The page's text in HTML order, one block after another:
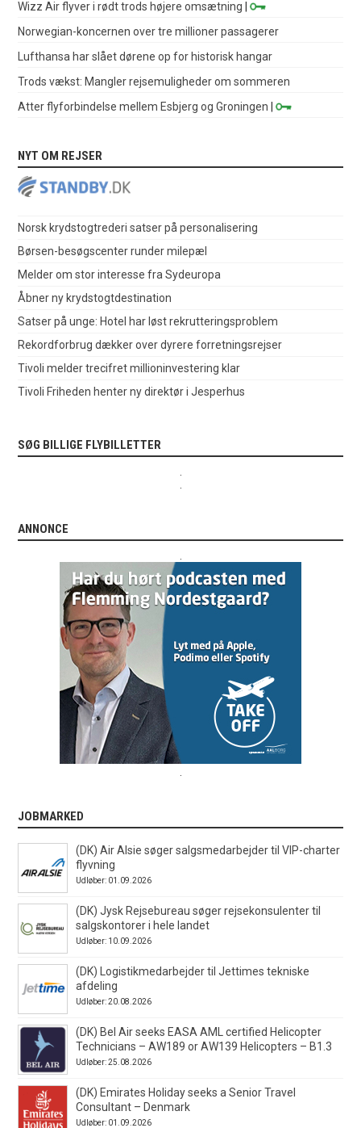
Wizz Air flyver i rødt trods højere omsætning |
Norwegian-koncernen over tre millioner passagerer
Lufthansa har slået dørene op for historisk hangar
Trods vækst: Mangler rejsemuligheder om sommeren
Atter flyforbindelse mellem Esbjerg og Groningen |
NYT OM REJSER
Norsk krydstogtrederi satser på personalisering
Børsen-besøgscenter runder milepæl
Melder om stor interesse fra Sydeuropa
Åbner ny krydstogtdestination
Satser på unge: Hotel har løst rekrutteringsproblem
Rekordforbrug dækker over dyrere forretningsrejser
Tivoli melder trecifret millioninvestering klar
Tivoli Friheden henter ny direktør i Jesperhus
SØG BILLIGE FLYBILLETTER
ANNONCE
JOBMARKED
(DK) Air Alsie søger salgsmedarbejder til VIP-charter
flyvning
Udløber: 01.09.2026
(DK) Jysk Rejsebureau søger rejsekonsulenter til
salgskontorer i hele landet
Udløber: 10.09.2026
(DK) Logistikmedarbejder til Jettimes tekniske
afdeling
Udløber: 20.08.2026
(DK) Bel Air seeks EASA AML certified Helicopter
Technicians – AW189 or AW139 Helicopters – B1.3
Udløber: 25.08.2026
(DK) Emirates Holiday seeks a Senior Travel
Consultant – Denmark
Udløber: 01.09.2026